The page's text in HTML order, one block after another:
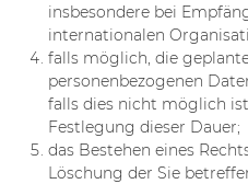
insbesondere bei
internationalen
falls möglich, die
personenbezogenen
falls dies nicht möglich
Festlegung dieser Dauer;
das Bestehen eines
Löschung der Sie